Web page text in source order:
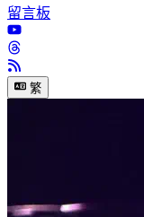
留言板
繁